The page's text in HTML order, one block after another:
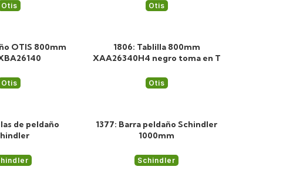
Otis Otis
OTIS 800mm
Otis
1806: Tablilla 800mm
XAA26340H4 negro toma en T
Otis
de peldaño
1377: Barra peldaño Schindler
1000mm
Schindler